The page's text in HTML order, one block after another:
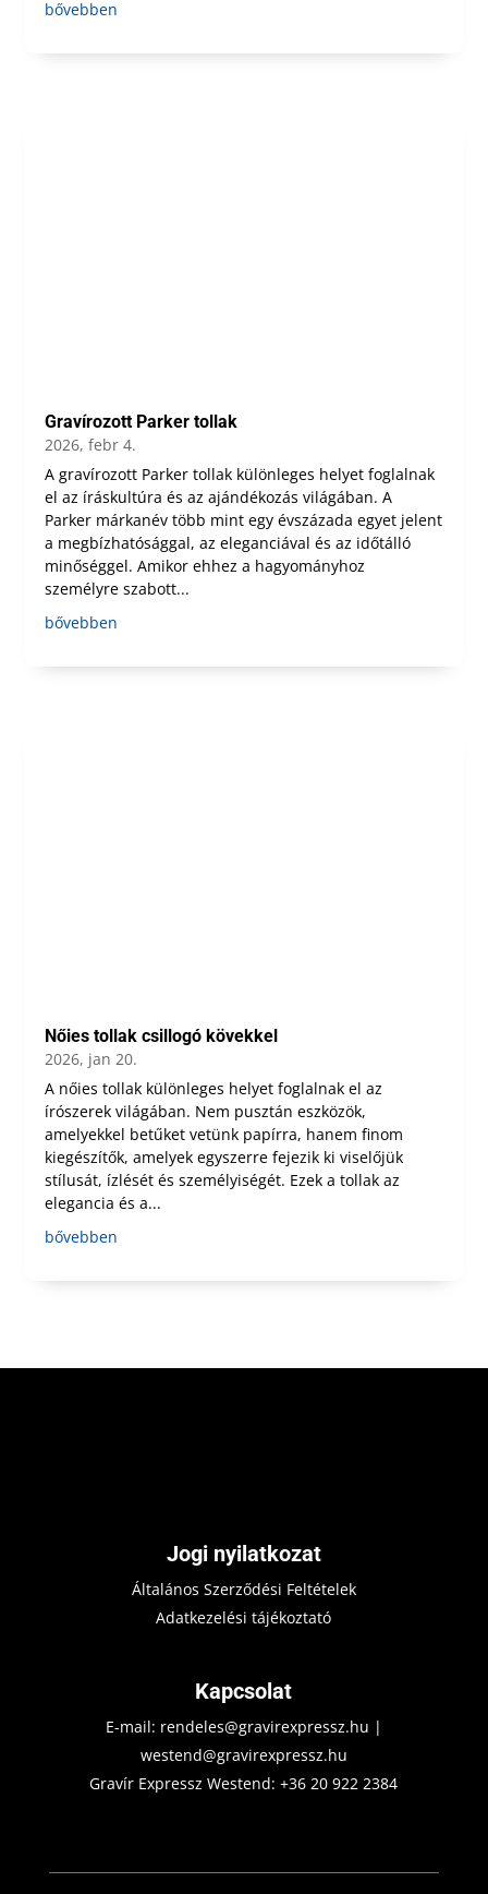
bővebben
Gravírozott Parker tollak
2026, febr 4.
A gravírozott Parker tollak különleges helyet foglalnak
el az íráskultúra és az ajándékozás világában. A
Parker márkanév több mint egy évszázada egyet jelent
a megbízhatósággal, az eleganciával és az időtálló
minőséggel. Amikor ehhez a hagyományhoz
személyre szabott...
bővebben
Nőies tollak csillogó kövekkel
2026, jan 20.
A nőies tollak különleges helyet foglalnak el az
írószerek világában. Nem pusztán eszközök,
amelyekkel betűket vetünk papírra, hanem finom
kiegészítők, amelyek egyszerre fejezik ki viselőjük
stílusát, ízlését és személyiségét. Ezek a tollak az
elegancia és a...
bővebben
Jogi nyilatkozat
Általános Szerződési Feltételek
Adatkezelési tájékoztató
Kapcsolat
E-mail: rendeles@gravirexpressz.hu |
westend@gravirexpressz.hu
Gravír Expressz Westend:+36 20 922 2384